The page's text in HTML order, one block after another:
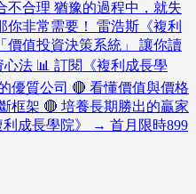
不合理 猶豫的過程中，就失
非常需要！ 雷浩斯《複利
價值投資決策系統」 讓你讀
法 📊 訂閱《複利成長學
優質公司 🔴 看懂價值與價格
框架 🔴 培養長期勝出的贏家
成長學院》 → 首月限時899